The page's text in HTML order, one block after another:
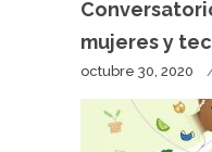
mujeres y
octubre 30, 2020